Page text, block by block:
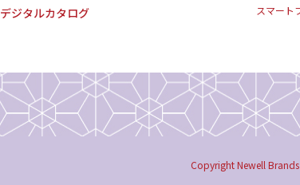
デジタルカタログ スマート
Copyright Newell